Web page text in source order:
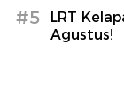
#5
LRT
Agustus!